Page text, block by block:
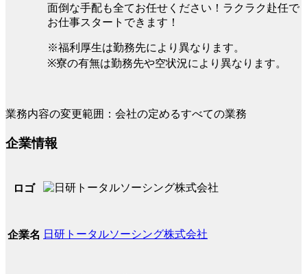
面倒な手配も全てお任せください！ラクラク赴任で
お仕事スタートできます！
※福利厚生は勤務先により異なります。
※寮の有無は勤務先や空状況により異なります。
業務内容の変更範囲：会社の定めるすべての業務
企業情報
ロゴ
企業名 日研トータルソーシング株式会社